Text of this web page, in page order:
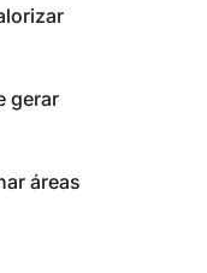
gerar
áreas